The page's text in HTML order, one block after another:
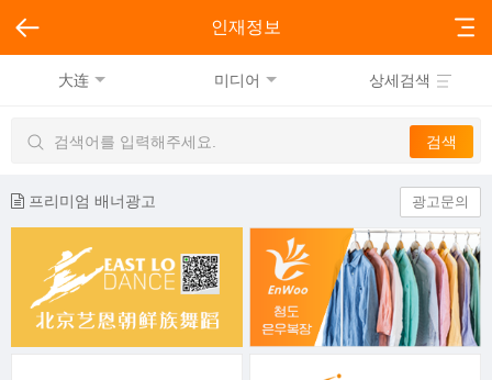
인재정보
大连 미디어 상세검색
프리미엄 배너광고 광고문의